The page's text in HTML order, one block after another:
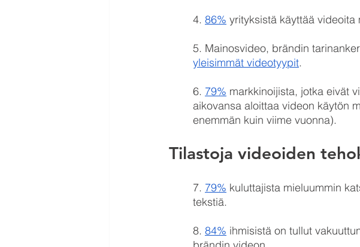
4. 86% yrityksistä käyttää videoita
5. Mainosvideo, brändin
yleisimmät videotyypit.
6. 79% markkinoijista, jotka eivät
aikovansa aloittaa videon käytön
enemmän kuin viime vuonna).
Tilastoja videoiden
7. 79% kuluttajista mieluummin
tekstiä.
8. 84% ihmisistä on tullut